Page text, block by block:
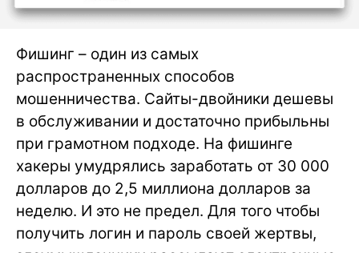
Фишинг – один из самых
распространенных способов
мошенничества. Сайты-двойники дешевы
в обслуживании и достаточно прибыльны
при грамотном подходе. На фишинге
хакеры умудрялись заработать от 30 000
долларов до 2,5 миллиона долларов за
неделю. И это не предел. Для того чтобы
получить логин и пароль своей жертвы,